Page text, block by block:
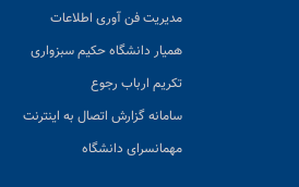
مدیریت فن آوری اطلاعات
همیار دانشگاه حکیم سبزواری
تکریم ارباب رجوع
سامانه گزارش اتصال به اینترنت
مهمانسرای دانشگاه